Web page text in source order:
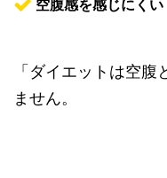
空腹感を感じにくい
「ダイエットは空
ません。